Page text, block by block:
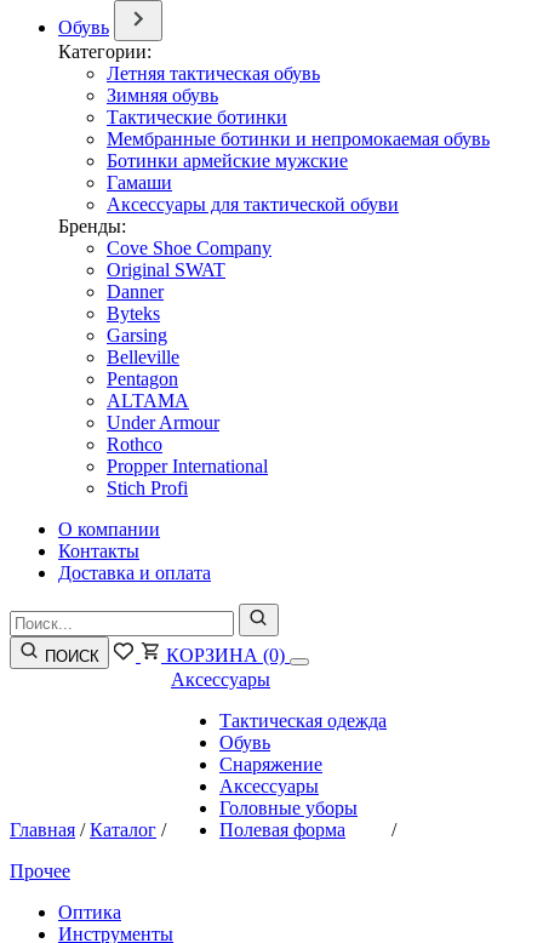
Обувь
Категории:
Летняя тактическая обувь
Зимняя обувь
Тактические ботинки
Мембранные ботинки и непромокаемая обувь
Ботинки армейские мужские
Гамаши
Аксессуары для тактической обуви
Бренды:
Cove Shoe Company
Original SWAT
Danner
Byteks
Garsing
Belleville
Pentagon
ALTAMA
Under Armour
Rothco
Propper International
Stich Profi
О компании
Контакты
Доставка и оплата
ПОИСК КОРЗИНА (0)
Главная /Каталог /
Аксессуары
Тактическая одежда
Обувь
Снаряжение
Аксессуары
Головные уборы
Полевая форма
/
Прочее
Оптика
Инструменты